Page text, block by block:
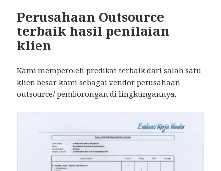
Perusahaan Outsource
terbaik hasil penilaian
klien
Kami memperoleh predikat terbaik dari salah satu
klien besar kami sebagai vendor perusahaan
outsource/ pemborongan di lingkungannya.